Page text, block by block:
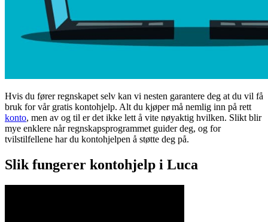
Hvis du fører regnskapet selv kan vi nesten garantere deg at du vil få
bruk for vår gratis kontohjelp. Alt du kjøper må nemlig inn på rett
konto, men av og til er det ikke lett å vite nøyaktig hvilken. Slikt blir
mye enklere når regnskapsprogrammet guider deg, og for
tvilstilfellene har du kontohjelpen å støtte deg på.
Slik fungerer kontohjelp i Luca